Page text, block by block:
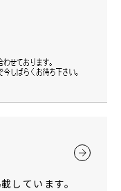
しています。